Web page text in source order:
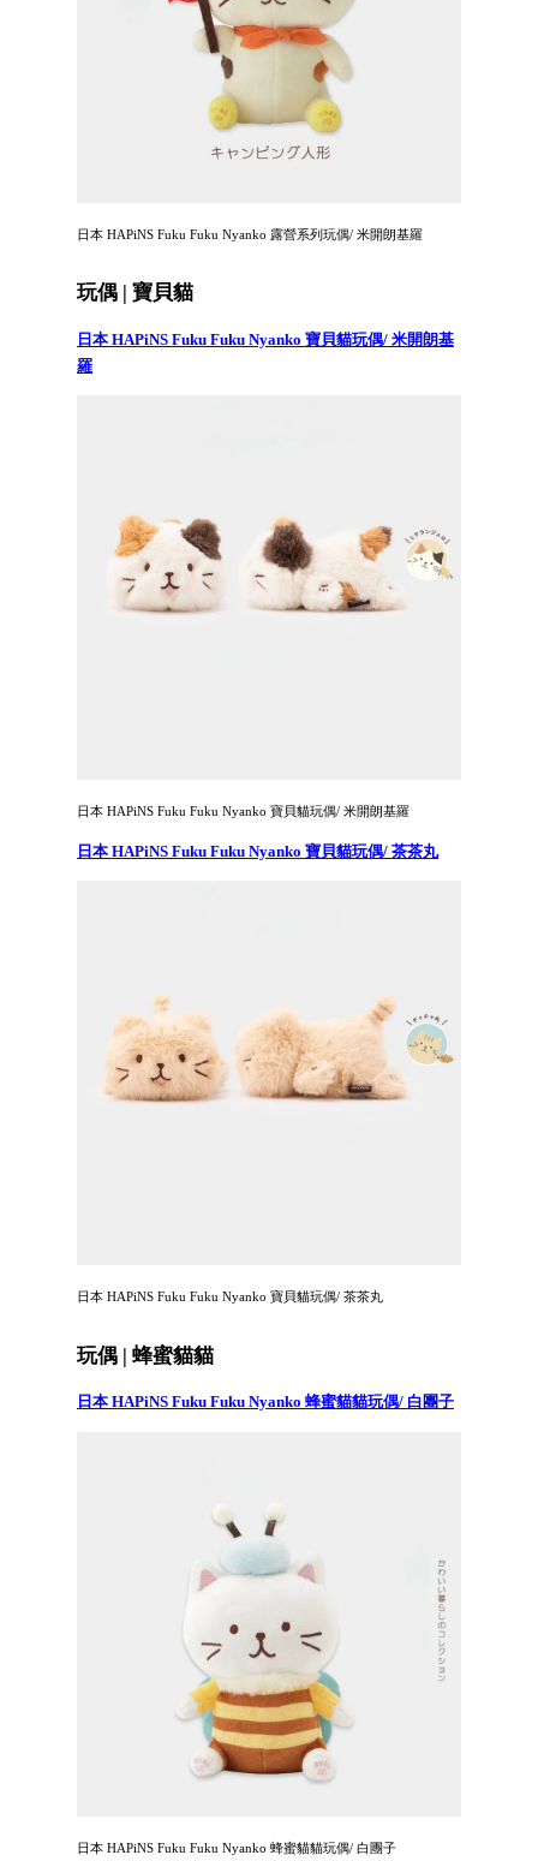
日本 HAPiNS Fuku Fuku Nyanko 露營系列玩偶/ 米開朗基羅
玩偶 | 寶貝貓
日本 HAPiNS Fuku Fuku Nyanko 寶貝貓玩偶/ 米開朗基
羅
日本 HAPiNS Fuku Fuku Nyanko 寶貝貓玩偶/ 米開朗基羅
日本 HAPiNS Fuku Fuku Nyanko 寶貝貓玩偶/ 茶茶丸
日本 HAPiNS Fuku Fuku Nyanko 寶貝貓玩偶/ 茶茶丸
玩偶 | 蜂蜜貓貓
日本 HAPiNS Fuku Fuku Nyanko 蜂蜜貓貓玩偶/ 白團子
日本 HAPiNS Fuku Fuku Nyanko 蜂蜜貓貓玩偶/ 白團子